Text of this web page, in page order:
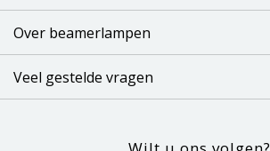
Over beamerlampen
Veel gestelde vragen